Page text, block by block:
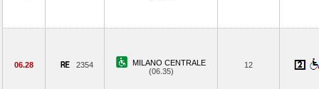
06.28 2354
MILANO CENTRALE
(06.35)
12